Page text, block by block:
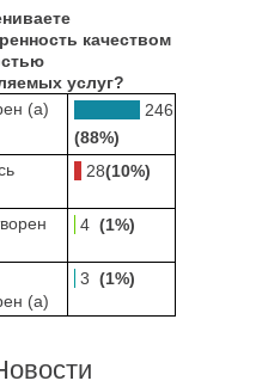
качеством
услуг?
(а)
246
(88%)
28(10%)
4 (1%)
(а)
3 (1%)